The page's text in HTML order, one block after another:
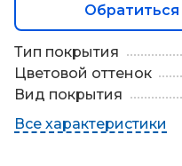
т
е
р
и
а
л
о
Тип покрытия
Цветовой оттенок
Вид покрытия
Все характеристики